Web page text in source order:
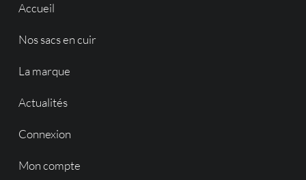
Accueil
Nos sacs en cuir
La marque
Actualités
Connexion
Mon compte